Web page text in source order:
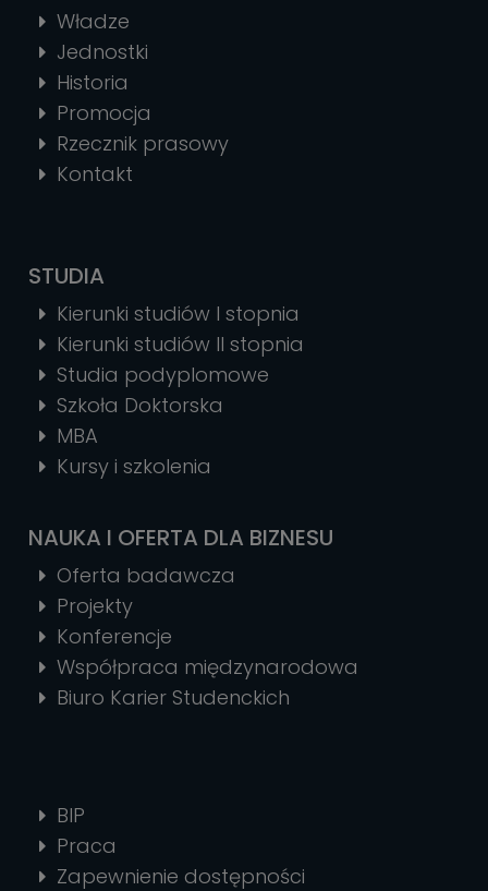
Władze
Jednostki
Historia
Promocja
Rzecznik prasowy
Kontakt
STUDIA
Kierunki studiów I stopnia
Kierunki studiów II stopnia
Studia podyplomowe
Szkoła Doktorska
MBA
Kursy i szkolenia
NAUKA I OFERTA DLA BIZNESU
Oferta badawcza
Projekty
Konferencje
Współpraca międzynarodowa
Biuro Karier Studenckich
BIP
Praca
Zapewnienie dostępności